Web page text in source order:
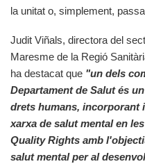
la unitat o, simplement,
Judit Viñals, directora del
Maresme de la Regió
ha destacat que "un dels
Departament de Salut és
drets humans, incorporant
xarxa de salut mental en
Quality Rights amb
salut mental per al